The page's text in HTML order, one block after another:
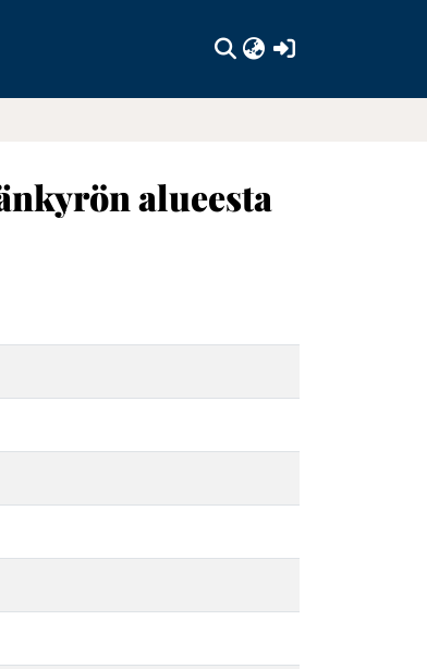
alueesta